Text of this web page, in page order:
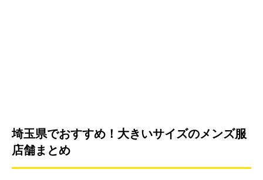
埼玉県でおすすめ！大きいサイズのメンズ服
店舗まとめ